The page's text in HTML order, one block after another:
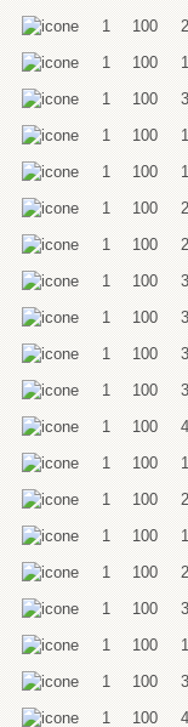
1 100
2
1 100
1
1 100
3
1 100
1
1 100
1
1 100
2
1 100
2
1 100
3
1 100
3
1 100
3
1 100
3
1 100
4
1 100
1
1 100
2
1 100
1
1 100
2
1 100
3
1 100
1
1 100
3
1 100
4